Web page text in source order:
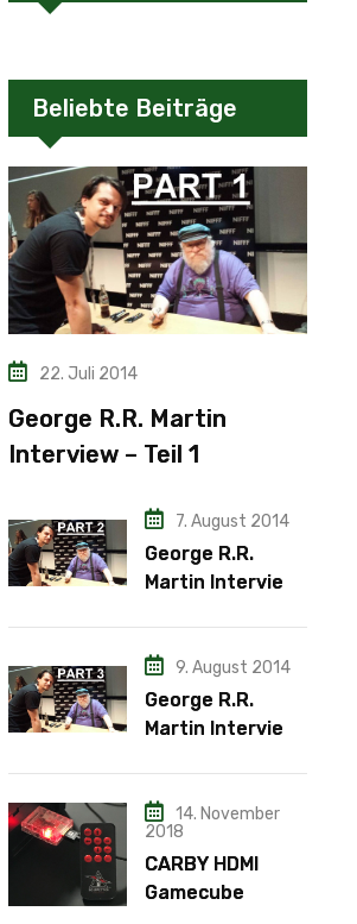
Beliebte Beiträge
22. Juli 2014
George R.R. Martin
Interview – Teil 1
7. August 2014
George R.R.
Martin Interview
9. August 2014
George R.R.
Martin Interview
14. November
2018
CARBY HDMI
Gamecube